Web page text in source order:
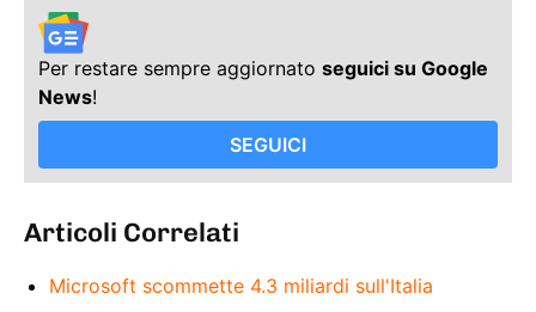
Per restare sempre aggiornato seguici su Google
News!
SEGUICI
Articoli Correlati
Microsoft scommette 4.3 miliardi sull'Italia